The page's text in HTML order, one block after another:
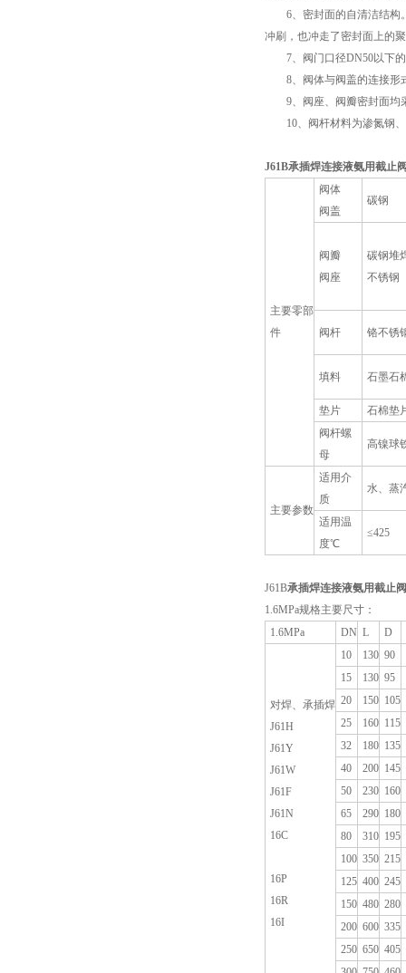
6、密封面的自清洁结构。
冲刷，也冲走了密封面上的
7、阀门口径DN50以下的
8、阀体与阀盖的连接形式
9、阀座、阀瓣密封面均采
10、阀杆材料为渗氮钢、
J61B承插焊连接液氨用截止
主要零部
件
阀体
阀盖
碳钢
阀瓣
阀座
碳钢堆
不锈钢
阀杆 铬不锈
填料 石墨石
垫片
石棉垫
阀杆螺
母
高镍球
主要参数
适用介
质
水、蒸
适用温
度℃
≤425
J61B承插焊连接液氨用截止阀
1.6MPa规格主要尺寸：
1.6MPa
DN L D
对焊、承插焊
J61H
J61Y
J61W
J61F
J61N
16C
16P
16R
16I
10 130 90
15
130 95
20
150 105
25
160 115
32
180 135
40
200 145
50
230 160
65
290 180
80
310 195
100 350 215
125 400 245
150 480 280
200 600 335
250 650 405